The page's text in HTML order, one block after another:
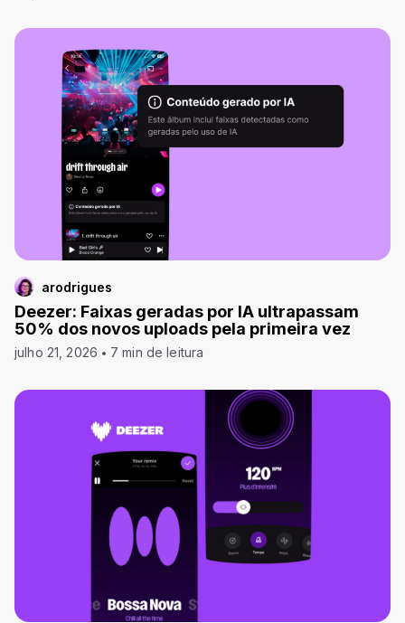
arodrigues
Deezer: Faixas geradas por IA ultrapassam
50% dos novos uploads pela primeira vez
julho 21, 2026 7 min de leitura